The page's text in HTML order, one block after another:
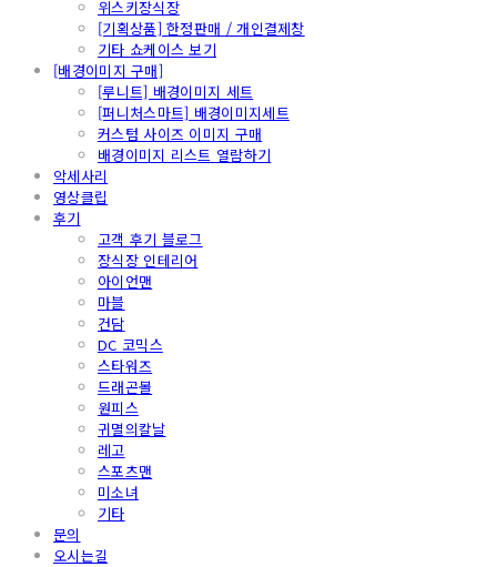
위스키장식장
[기획상품] 한정판매 / 개인결제창
기타 쇼케이스 보기
[배경이미지 구매]
[루니트] 배경이미지 세트
[퍼니처스마트] 배경이미지세트
커스텀 사이즈 이미지 구매
배경이미지 리스트 열람하기
악세사리
영상클립
후기
고객 후기 블로그
장식장 인테리어
아이언맨
마블
건담
DC 코믹스
스타워즈
드래곤볼
원피스
귀멸의칼날
레고
스포츠맨
미소녀
기타
문의
오시는길